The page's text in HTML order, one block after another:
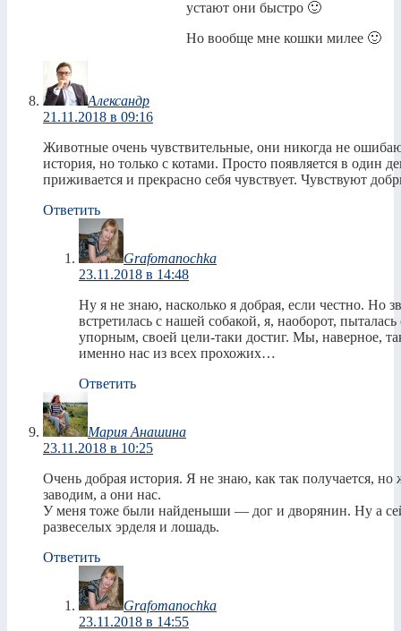
устают они быстро 🙂
Но вообще мне кошки милее 🙂
Александр
21.11.2018 в 09:16
Животные очень чувствительные, они никогда не
история, но только с котами. Просто появляется в один
приживается и прекрасно себя чувствует. Чувствуют
Ответить
Grafomanochka
23.11.2018 в 14:48
Ну я не знаю, насколько я добрая, если честно. Но
встретилась с нашей собакой, я, наоборот,
упорным, своей цели-таки достиг. Мы, наверное,
именно нас из всех прохожих…
Ответить
Мария Анашина
23.11.2018 в 10:25
Очень добрая история. Я не знаю, как так получается,
заводим, а они нас.
У меня тоже были найденыши — дог и дворянин. Ну а
развеселых эрделя и лошадь.
Ответить
Grafomanochka
23.11.2018 в 14:55